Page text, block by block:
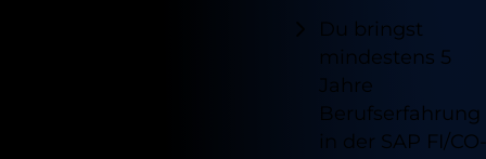
Du bringst
mindestens 5
Jahre
Berufserfahrung
in der SAP FI/CO-